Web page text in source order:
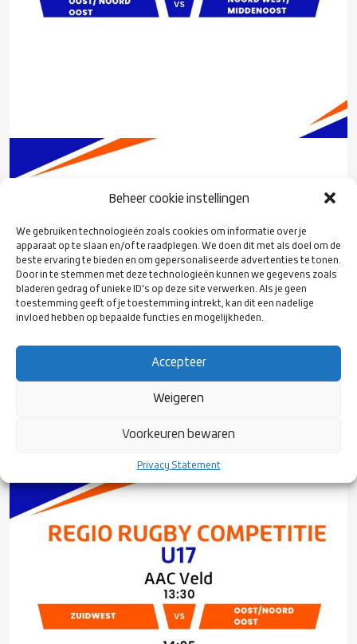
Beheer cookie instellingen
We gebruiken technologieën zoals cookies om informatie over je
apparaat op te slaan en/of te raadplegen. We doen dit met als doel om de
beste ervaring te bieden en om gepersonaliseerde advertenties te tonen.
Door in te stemmen met deze technologieën kunnen we gegevens zoals
bladeren gedrag of unieke ID's op deze site verwerken. Als je geen
toestemming geeft of je toestemming intrekt, kan dit een nadelige
invloed hebben op bepaalde functies en mogelijkheden.
Accepteer
Weigeren
Voorkeuren bewaren
Privacy Statement